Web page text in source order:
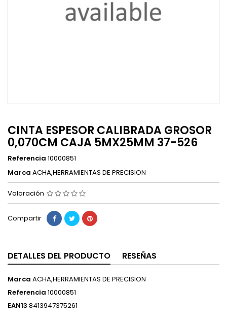
CINTA ESPESOR CALIBRADA GROSOR
0,070CM CAJA 5MX25MM 37-526
Referencia 10000851
Marca ACHA,HERRAMIENTAS DE PRECISION
Valoración
Compartir
DETALLES DEL PRODUCTO RESEÑAS
Marca ACHA,HERRAMIENTAS DE PRECISION
Referencia 10000851
EAN13 8413947375261